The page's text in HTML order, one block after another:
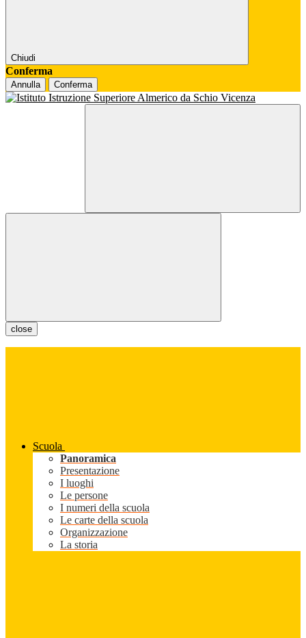
Chiudi
Conferma
Annulla Conferma
close
Scuola
Panoramica
Presentazione
I luoghi
Le persone
I numeri della scuola
Le carte della scuola
Organizzazione
La storia